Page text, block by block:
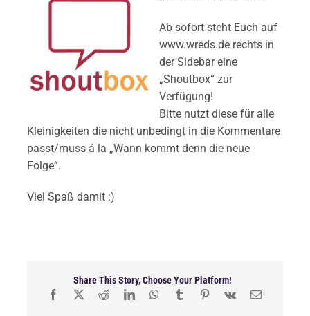
Ab sofort steht Euch auf
www.wreds.de rechts in
der Sidebar eine
„Shoutbox“ zur
Verfügung!
Bitte nutzt diese für alle
Kleinigkeiten die nicht unbedingt in die Kommentare
passt/muss á la „Wann kommt denn die neue
Folge“.
Viel Spaß damit :)
Share This Story, Choose Your Platform!